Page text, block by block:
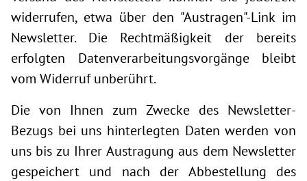
widerrufen, etwa über den "Austragen"-Link im
Newsletter. Die Rechtmäßigkeit der bereits
erfolgten Datenverarbeitungsvorgänge bleibt
vom Widerruf unberührt.
Die von Ihnen zum Zwecke des Newsletter-
Bezugs bei uns hinterlegten Daten werden von
uns bis zu Ihrer Austragung aus dem Newsletter
gespeichert und nach der Abbestellung des